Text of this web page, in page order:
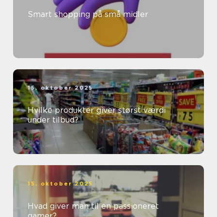
Smart shopping på små midler
15. oktober 2025
Hvilke produkter giver størst værdi
under tilbud?
15. oktober 2025
Hvad giver man til en passioneret